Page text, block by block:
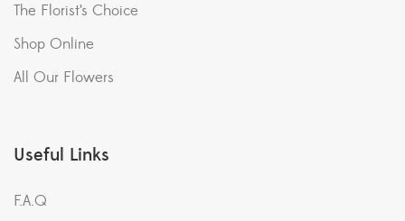
The Florist’s Choice
Shop Online
All Our Flowers
Useful Links
F.A.Q